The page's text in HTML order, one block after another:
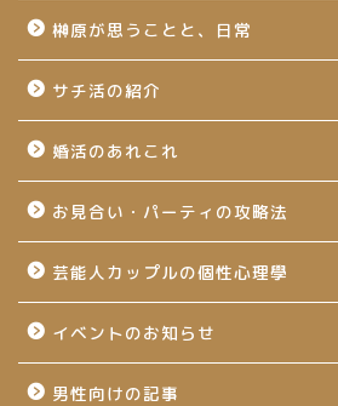
榊原が思うことと、日常
サチ活の紹介
婚活のあれこれ
お見合い・パーティの攻略法
芸能人カップルの個性心理學
イベントのお知らせ
男性向けの記事